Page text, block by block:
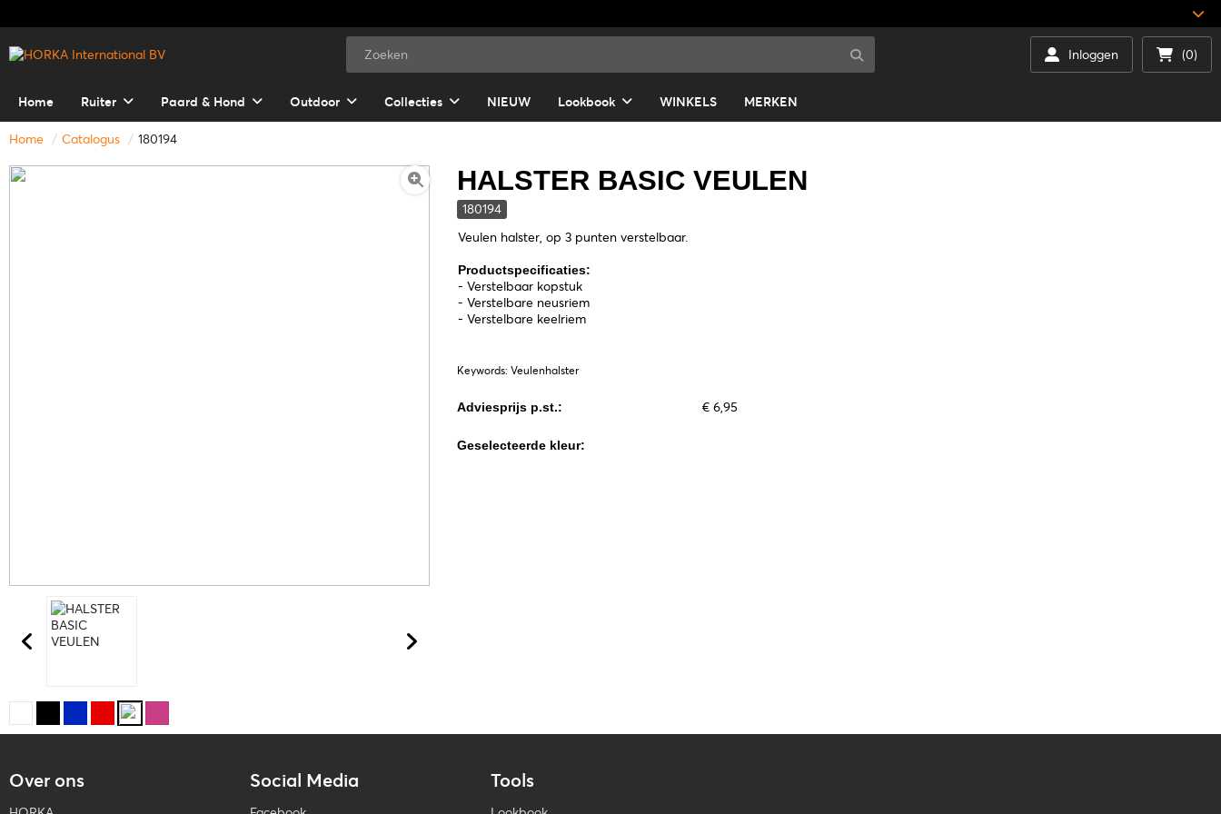
Inloggen (0)
Home Ruiter Paard & Hond Outdoor Collecties NIEUW Lookbook WINKELS MERKEN
Home Catalogus 180194
HALSTER BASIC VEULEN
180194
Veulen halster, op 3 punten verstelbaar.
Productspecificaties:
- Verstelbaar kopstuk
- Verstelbare neusriem
- Verstelbare keelriem
Keywords: Veulenhalster
Adviesprijs p.st.: € 6,95
Geselecteerde kleur:
Over ons Social Media Tools